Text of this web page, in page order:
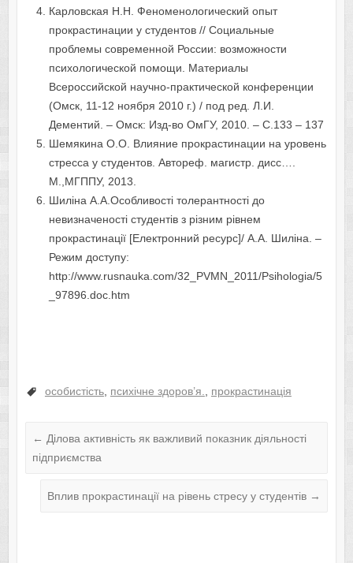
Карловская Н.Н. Феноменологический опыт
прокрастинации у студентов // Социальные
проблемы современной России: возможности
психологической помощи. Материалы
Всероссийской научно-практической конференции
(Омск, 11-12 ноября 2010 г.) / под ред. Л.И.
Дементий. – Омск: Изд-во ОмГУ, 2010. – С.133 – 137
Шемякина О.О. Влияние прокрастинации на уровень
стресса у студентов. Автореф. магистр. дисс….
М.,МГППУ, 2013.
Шиліна А.А.Особливості толерантності до
невизначеності студентів з різним рівнем
прокрастинації [Електронний ресурс]/ А.А. Шиліна. –
Режим доступу:
http://www.rusnauka.com/32_PVMN_2011/Psihologia/5
_97896.doc.htm
особистість, психічне здоров’я., прокрастинація
← Ділова активність як важливий показник діяльності
підприємства
Вплив прокрастинації на рівень стресу у студентів →